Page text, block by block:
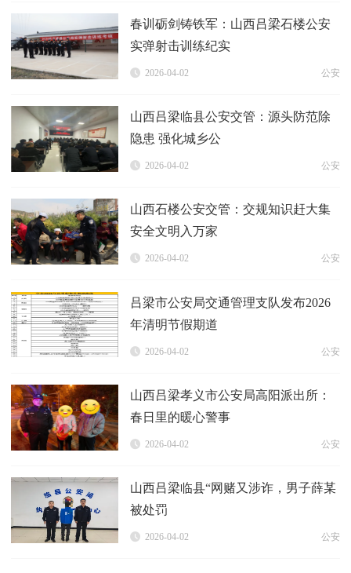
春训砺剑铸铁军：山西吕梁石楼公安
实弹射击训练纪实
2026-04-02 公安
山西吕梁临县公安交管：源头防范除
隐患 强化城乡公
2026-04-02 公安
山西石楼公安交管：交规知识赶大集
安全文明入万家
2026-04-02 公安
吕梁市公安局交通管理支队发布2026
年清明节假期道
2026-04-02 公安
山西吕梁孝义市公安局高阳派出所：
春日里的暖心警事
2026-04-02 公安
山西吕梁临县“网赌又涉诈，男子薛某
被处罚
2026-04-02 公安